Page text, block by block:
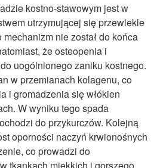
kostno-stawowym jest w
utrzymującej się przewlekle
nie został do końca
że osteopenia i
uogólnionego zaniku kostnego.
w przemianach kolagenu, co
i gromadzenia się włókien
W wyniku tego spada
do przykurczów. Kolejną
oporności naczyń krwionośnych
co prowadzi do
tkankach miękkich i gorszego